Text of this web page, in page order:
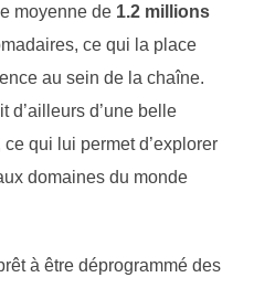
moyenne de 1.2 millions
ce qui la place
au sein de la chaîne.
d’ailleurs d’une belle
qui lui permet d’explorer
domaines du monde
à être déprogrammé des